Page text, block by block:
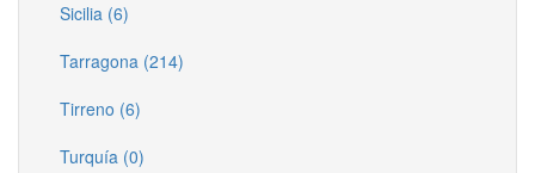
Sicilia (6)
Tarragona (214)
Tirreno (6)
Turquía (0)